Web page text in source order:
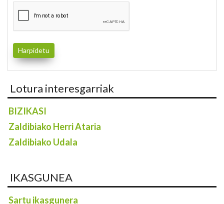
Lotura interesgarriak
BIZIKASI
Zaldibiako Herri Ataria
Zaldibiako Udala
IKASGUNEA
Sartu ikasgunera